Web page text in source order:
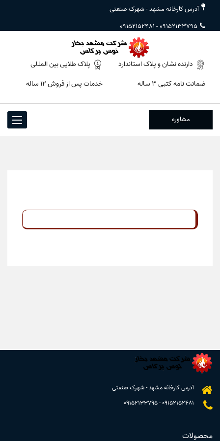
آدرس کارخانه مشهد - شهرک صنعتی
09152133795
-
09152152481
دارنده نشان و پلاک استاندارد
ضمانت نامه کتبی ۳ ساله
پلاک طلایی بین المللی
خدمات پس از فروش ۱۲ ساله
Toggle
مشاوره
آدرس کارخانه مشهد - شهرک صنعتی
09152152481
-
09152133795
محصولات